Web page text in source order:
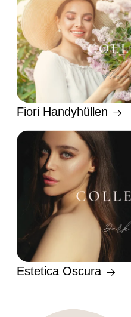
Fiori Handyhüllen
Estetica Oscura